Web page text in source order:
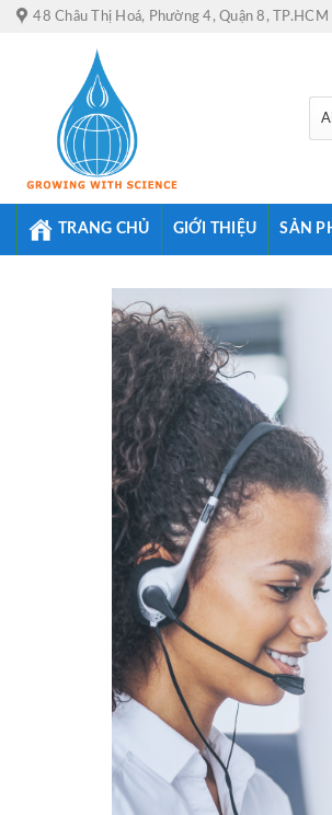
Skip 48 Châu Thị Hoá, Phường 4, Quận 8, TP.HCM
TRANG CHỦ GIỚI THIỆU SẢN